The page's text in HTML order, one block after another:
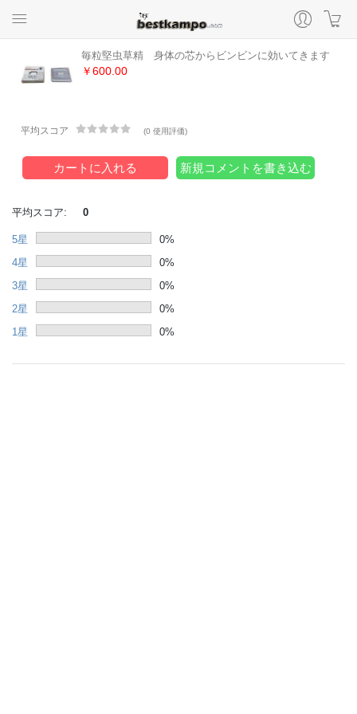
毎粒堅虫草精 身体の芯からビンビンに効いてきます
￥600.00
平均スコア (0 使用評価)
カートに入れる 新規コメントを書き込む
平均スコア: 0
5星
0%
4星
0%
3星
0%
2星
0%
1星
0%